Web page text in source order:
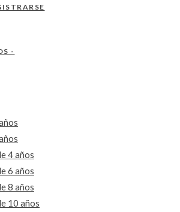
-
4 años
6 años
8 años
10 años